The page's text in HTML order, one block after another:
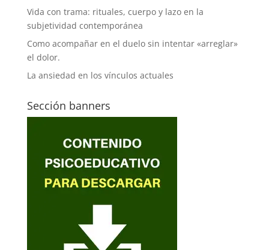
Vida con trama: rituales, cuerpo y lazo en la
subjetividad contemporánea
Como acompañar en el duelo sin intentar «arreglar»
el dolor.
La ansiedad en los vínculos actuales
Sección banners